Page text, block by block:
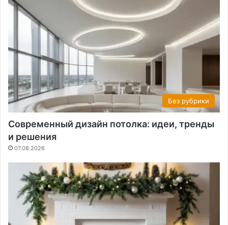
Без рубрики
Современный дизайн потолка: идеи, тренды
и решения
07.08.2026